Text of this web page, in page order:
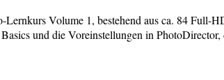
Volume 1, bestehend aus ca. 84 Full-
und die Voreinstellungen in